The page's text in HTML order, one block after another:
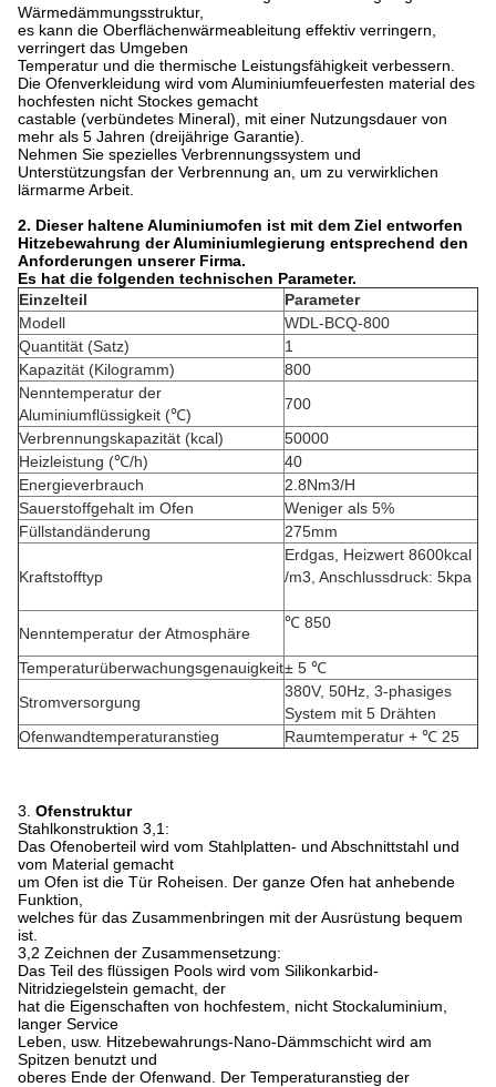
Wärmedämmungsstruktur,
es kann die Oberflächenwärmeableitung effektiv verringern,
verringert das Umgeben
Temperatur und die thermische Leistungsfähigkeit verbessern.
Die Ofenverkleidung wird vom Aluminiumfeuerfesten material des
hochfesten nicht Stockes gemacht
castable (verbündetes Mineral), mit einer Nutzungsdauer von
mehr als 5 Jahren (dreijährige Garantie).
Nehmen Sie spezielles Verbrennungssystem und
Unterstützungsfan der Verbrennung an, um zu verwirklichen
lärmarme Arbeit.
2. Dieser haltene Aluminiumofen ist mit dem Ziel entworfen
Hitzebewahrung der Aluminiumlegierung entsprechend den
Anforderungen unserer Firma.
Es hat die folgenden technischen Parameter.
Einzelteil
Parameter
Modell
WDL-BCQ-800
Quantität (Satz)
1
Kapazität (Kilogramm)
800
Nenntemperatur der
Aluminiumflüssigkeit (℃)
700
Verbrennungskapazität (kcal)
50000
Heizleistung (℃/h)
40
Energieverbrauch
2.8Nm3/H
Sauerstoffgehalt im Ofen
Weniger als 5%
Füllstandänderung
275mm
Kraftstofftyp
Erdgas, Heizwert 8600kcal
/m3, Anschlussdruck: 5kpa
Nenntemperatur der Atmosphäre
℃ 850
Temperaturüberwachungsgenauigkeit± 5 ℃
Stromversorgung
380V, 50Hz, 3-phasiges
System mit 5 Drähten
Ofenwandtemperaturanstieg
Raumtemperatur + ℃ 25
3. Ofenstruktur
Stahlkonstruktion 3,1:
Das Ofenoberteil wird vom Stahlplatten- und Abschnittstahl und
vom Material gemacht
um Ofen ist die Tür Roheisen. Der ganze Ofen hat anhebende
Funktion,
welches für das Zusammenbringen mit der Ausrüstung bequem
ist.
3,2 Zeichnen der Zusammensetzung:
Das Teil des flüssigen Pools wird vom Silikonkarbid-
Nitridziegelstein gemacht, der
hat die Eigenschaften von hochfestem, nicht Stockaluminium,
langer Service
Leben, usw. Hitzebewahrungs-Nano-Dämmschicht wird am
Spitzen benutzt und
oberes Ende der Ofenwand. Der Temperaturanstieg der